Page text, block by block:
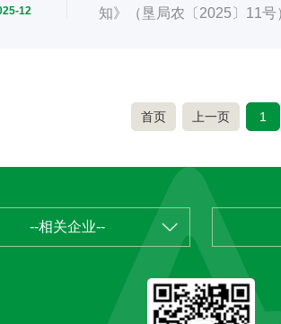
12
知》（垦局农〔2025〕11
首页 上一页 1
--相关企业--